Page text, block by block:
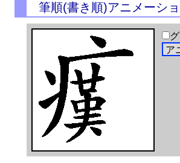
筆順(書き順)アニメーシ